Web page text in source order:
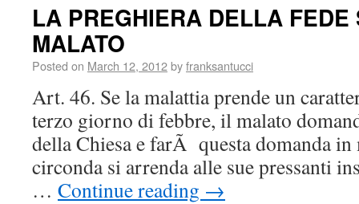
LA PREGHIERA DELLA FEDE
MALATO
Posted on March 12, 2012byfranksantucci
Art. 46. Se la malattia prende un
terzo giorno di febbre, il malato
della Chiesa e farÃ questa domanda
circonda si arrenda alle sue pressanti
… Continue reading →